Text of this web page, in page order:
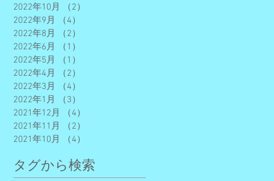
2022年10月
（2）
2022年9月
（4）
2022年8月
（2）
2022年6月
（1）
2022年5月
（1）
2022年4月
（2）
2022年3月
（4）
2022年1月
（3）
2021年12月
（4）
2021年11月
（2）
2021年10月
（4）
タグから検索